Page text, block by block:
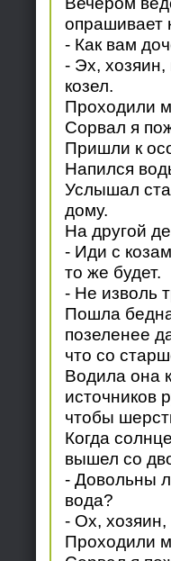
опрашивает
- Как вам
- Эх, хозяин,
козел.
Проходили
Сорвал я
Пришли к
Напился
Услышал
дому.
На другой
- Иди с
то же будет.
- Не изволь
Пошла
позеленее
что со
Водила она
источников
чтобы
Когда
вышел со
- Довольны
вода?
- Ох,
Проходили